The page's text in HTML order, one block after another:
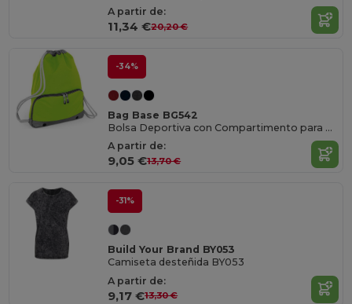
A partir de:
11,34 €20,20 €
-34%
Bag Base BG542
Bolsa Deportiva con Compartimento para Zapatos
A partir de:
9,05 €13,70 €
-31%
Build Your Brand BY053
Camiseta desteñida BY053
A partir de:
9,17 €13,30 €